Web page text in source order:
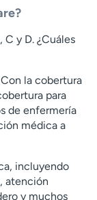
y D. ¿Cuáles
la cobertura
para
de enfermería
médica a
incluyendo
atención
y muchos